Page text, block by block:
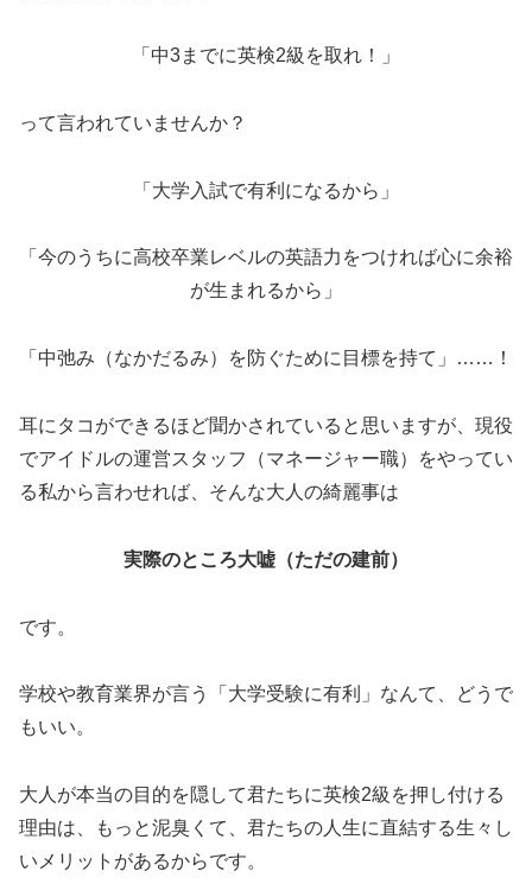
「中3までに英検2級を取れ！」
って言われていませんか？
「大学入試で有利になるから」
「今のうちに高校卒業レベルの英語力をつければ心に余裕
が生まれるから」
「中弛み（なかだるみ）を防ぐために目標を持て」……！
耳にタコができるほど聞かされていると思いますが、現役
でアイドルの運営スタッフ（マネージャー職）をやってい
る私から言わせれば、そんな大人の綺麗事は
実際のところ大嘘（ただの建前）
です。
学校や教育業界が言う「大学受験に有利」なんて、どうで
もいい。
大人が本当の目的を隠して君たちに英検2級を押し付ける
理由は、もっと泥臭くて、君たちの人生に直結する生々し
いメリットがあるからです。